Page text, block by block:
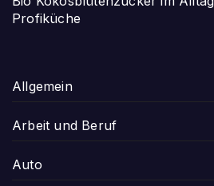
Profiküche
Allgemein
Arbeit und Beruf
Auto